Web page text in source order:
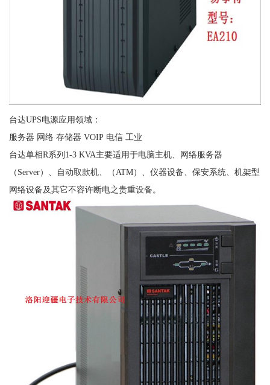
台达UPS电源应用领域：
服务器 网络 存储器 VOIP 电信 工业
台达单相R系列1-3 KVA主要适用于电脑主机、网络服务器
（Server）、自动取款机、（ATM）、仪器设备、保安系统、机架型
网络设备及其它不容许断电之贵重设备。